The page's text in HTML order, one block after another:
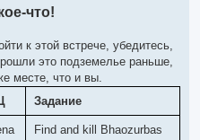
что!
к этой встрече, убедитесь,
это подземелье раньше,
месте, что и вы.
Задание
Find and kill Bhaozurbas